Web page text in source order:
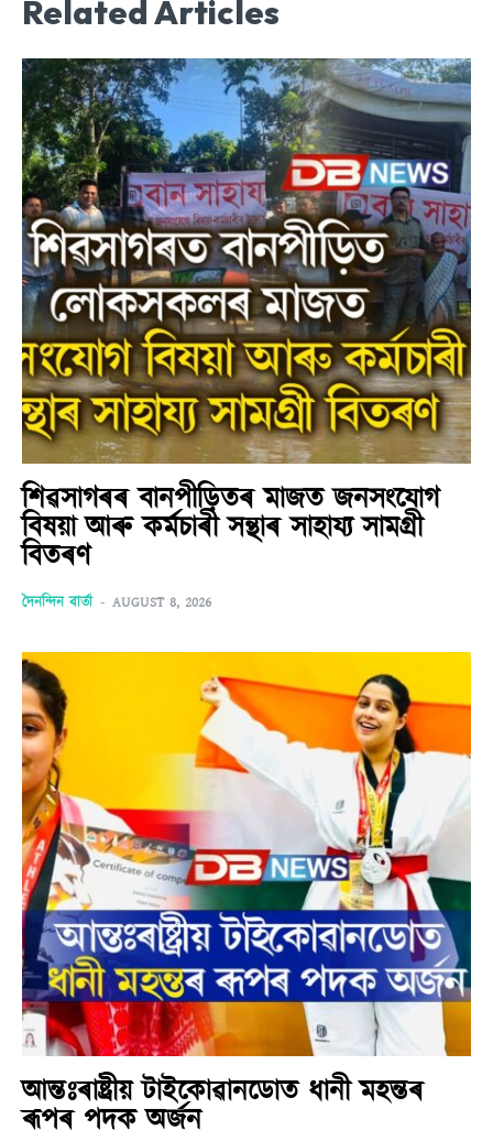
Related Articles
শিৱসাগৰৰ বানপীড়িতৰ মাজত জনসংযোগ
বিষয়া আৰু কৰ্মচাৰী সন্থাৰ সাহায্য সামগ্ৰী
বিতৰণ
দৈনন্দিন বাৰ্তা - AUGUST 8, 2026
আন্তঃৰাষ্ট্ৰীয় টাইকোৱানডোত ধানী মহন্তৰ
ৰূপৰ পদক অৰ্জন